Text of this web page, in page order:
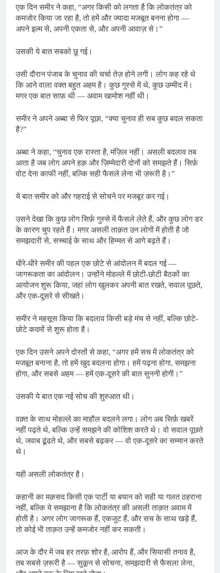
एक दिन समीर ने कहा, “अगर किसी को लगता है कि लोकतंत्र को
कमजोर किया जा रहा है, तो हमें और ज्यादा मजबूत बनना होगा —
अपने इल्म से, अपनी एकता से, और अपनी आवाज़ से।”
उसकी ये बात सबको छू गई।
उसी दौरान पंजाब के चुनाव की चर्चा तेज़ होने लगी। लोग कह रहे थे
कि आने वाला वक्त बहुत अहम है। कुछ गुस्से में थे, कुछ उम्मीद में।
मगर एक बात साफ़ थी — अवाम खामोश नहीं थी।
समीर ने अपने अब्बा से फिर पूछा, “क्या चुनाव ही सब कुछ बदल सकता
है?”
अब्बा ने कहा, “चुनाव एक रास्ता है, मंज़िल नहीं। असली बदलाव तब
आता है जब लोग अपने हक़ और ज़िम्मेदारी दोनों को समझते हैं। सिर्फ़
वोट देना काफी नहीं, बल्कि सही फैसले लेना भी ज़रूरी है।”
ये बात समीर को और गहराई से सोचने पर मजबूर कर गई।
उसने देखा कि कुछ लोग सिर्फ़ गुस्से में फैसले लेते हैं, और कुछ लोग डर
के कारण चुप रहते हैं। मगर असली ताक़त उन लोगों में होती है जो
समझदारी से, सच्चाई के साथ और हिम्मत से आगे बढ़ते हैं।
धीरे-धीरे समीर की पहल एक छोटे से आंदोलन में बदल गई —
जागरूकता का आंदोलन। उन्होंने मोहल्ले में छोटी-छोटी बैठकों का
आयोजन शुरू किया, जहां लोग खुलकर अपनी बात रखते, सवाल पूछते,
और एक-दूसरे से सीखते।
समीर ने महसूस किया कि बदलाव किसी बड़े मंच से नहीं, बल्कि छोटे-
छोटे कदमों से शुरू होता है।
एक दिन उसने अपने दोस्तों से कहा, “अगर हमें सच में लोकतंत्र को
मजबूत बनाना है, तो हमें खुद बदलना होगा। हमें पढ़ना होगा, समझना
होगा, और सबसे अहम — हमें एक-दूसरे की बात सुननी होगी।”
उसकी ये बात एक नई सोच की शुरुआत थी।
वक़्त के साथ मोहल्ले का माहौल बदलने लगा। लोग अब सिर्फ़ खबरें
नहीं पढ़ते थे, बल्कि उन्हें समझने की कोशिश करते थे। वो सवाल पूछते
थे, जवाब ढूंढते थे, और सबसे बढ़कर — वो एक-दूसरे का सम्मान करते
थे।
यही असली लोकतंत्र है।
कहानी का मक़सद किसी एक पार्टी या बयान को सही या गलत ठहराना
नहीं, बल्कि ये समझाना है कि लोकतंत्र की असली ताक़त अवाम में
होती है। अगर लोग जागरूक हैं, एकजुट हैं, और सच के साथ खड़े हैं,
तो कोई भी ताक़त उन्हें कमजोर नहीं कर सकती।
आज के दौर में जब हर तरफ़ शोर है, आरोप हैं, और सियासी तनाव है,
तब सबसे ज़रूरी है — सुकून से सोचना, समझदारी से फैसला लेना,